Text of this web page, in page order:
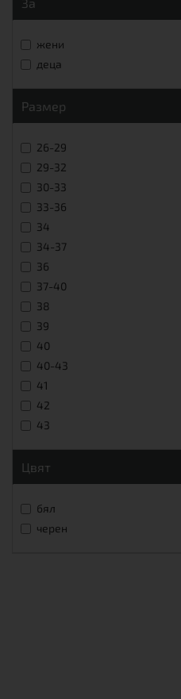
жени
деца
размер
26-29
29-32
30-33
33-36
34
34-37
36
37-40
38
39
40
40-43
41
42
43
цвят
бял
черен